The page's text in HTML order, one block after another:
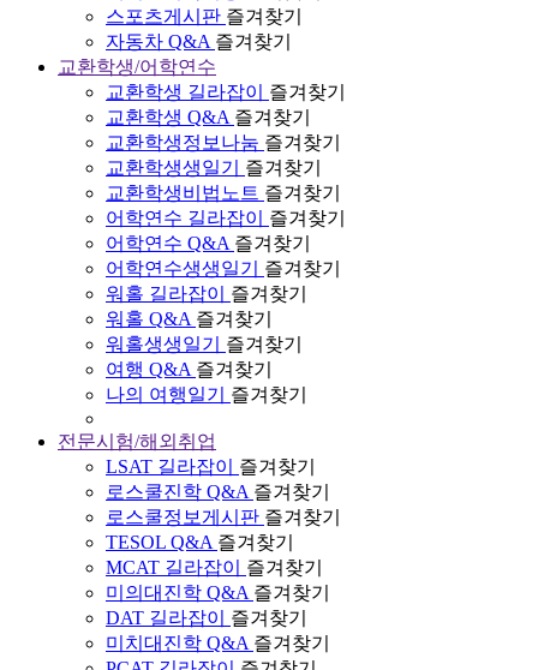
스포츠게시판 즐겨찾기
자동차 Q&A 즐겨찾기
교환학생/어학연수
교환학생 길라잡이
즐겨찾기
교환학생 Q&A 즐겨찾기
교환학생정보나눔 즐겨찾기
교환학생생일기
즐겨찾기
교환학생비법노트 즐겨찾기
어학연수 길라잡이
즐겨찾기
어학연수 Q&A 즐겨찾기
어학연수생생일기
즐겨찾기
워홀 길라잡이
즐겨찾기
워홀 Q&A 즐겨찾기
워홀생생일기
즐겨찾기
여행 Q&A 즐겨찾기
나의 여행일기
즐겨찾기
전문시험/해외취업
LSAT 길라잡이
즐겨찾기
로스쿨진학 Q&A 즐겨찾기
로스쿨정보게시판 즐겨찾기
TESOL Q&A 즐겨찾기
MCAT 길라잡이
즐겨찾기
미의대진학 Q&A 즐겨찾기
DAT 길라잡이
즐겨찾기
미치대진학 Q&A 즐겨찾기